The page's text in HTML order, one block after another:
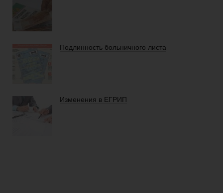
Подлинность больничного листа
Изменения в ЕГРИП